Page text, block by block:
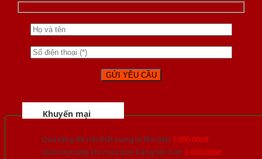
Khuyến mại
Quà tặng đồ nội thất trang trí lên đến 1.000.000đ
Giảm trực tiếp khi mua đơn hàng lớn hơn 3.000.000đ